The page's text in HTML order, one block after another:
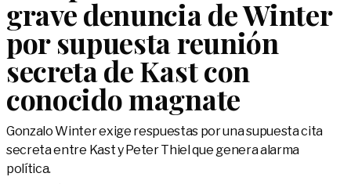
grave denuncia de Winter
por supuesta reunión
secreta de Kast con
conocido magnate
Gonzalo Winter exige respuestas por una supuesta cita
secreta entre Kast y Peter Thiel que genera alarma
política.